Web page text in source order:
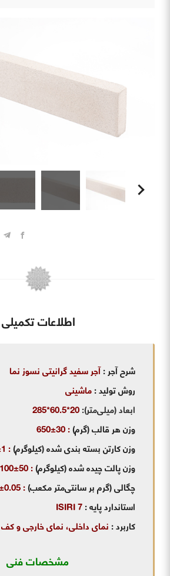
اطلاعات تکمیلی
شرح آجر:آجر سفید گرانیتی نسوز نما
روش تولید:ماشینی
ابعاد (میلی‌متر):20*60.5*285
وزن هر قالب (گرم):
30±650
وزن کارتن بسته بندی شده (کیلوگرم):
1±24
وزن پالت چیده شده (کیلوگرم):
50±1100
چگالی (گرم بر سانتی‌متر مکعب):
0.05±2
استاندارد پایه:
ISIRI 7
کاربرد:نمای داخلی، نمای خارجی و کف
مشخصات فنی